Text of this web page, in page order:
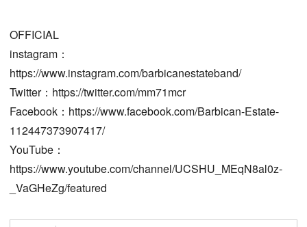
OFFICIAL
instagram：
https://www.instagram.com/barbicanestateband/
Twitter：https://twitter.com/mm71mcr
Facebook：https://www.facebook.com/Barbican-Estate-
112447373907417/
YouTube：
https://www.youtube.com/channel/UCSHU_MEqN8al0z-
_VaGHeZg/featured